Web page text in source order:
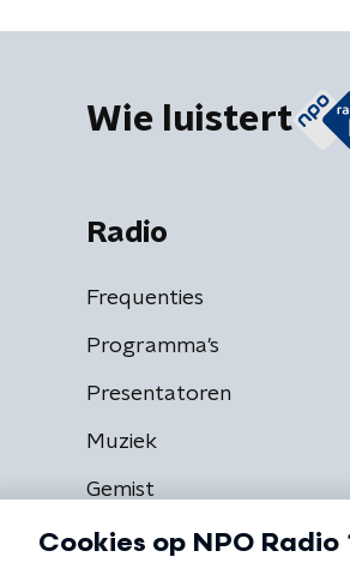
Wie luistert
Radio
Frequenties
Programma's
Presentatoren
Muziek
Gemist